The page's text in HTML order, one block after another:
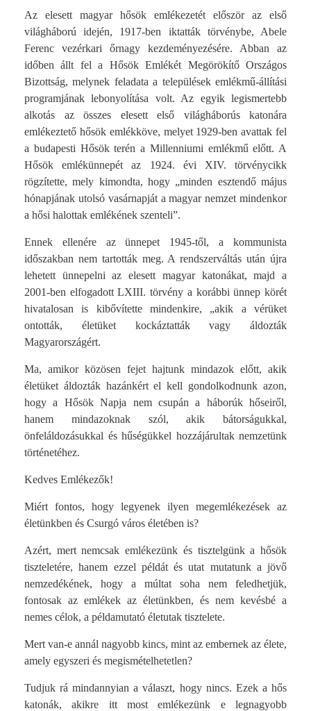
Az elesett magyar hősök emlékezetét először az első
világháború idején, 1917-ben iktatták törvénybe, Abele
Ferenc vezérkari őrnagy kezdeményezésére. Abban az
időben állt fel a Hősök Emlékét Megörökítő Országos
Bizottság, melynek feladata a települések emlékmű-állítási
programjának lebonyolítása volt. Az egyik legismertebb
alkotás az összes elesett első világháborús katonára
emlékeztető hősök emlékköve, melyet 1929-ben avattak fel
a budapesti Hősök terén a Millenniumi emlékmű előtt. A
Hősök emlékünnepét az 1924. évi XIV. törvénycikk
rögzítette, mely kimondta, hogy „minden esztendő május
hónapjának utolsó vasárnapját a magyar nemzet mindenkor
a hősi halottak emlékének szenteli”.
Ennek ellenére az ünnepet 1945-től, a kommunista
időszakban nem tartották meg. A rendszerváltás után újra
lehetett ünnepelni az elesett magyar katonákat, majd a
2001-ben elfogadott LXIII. törvény a korábbi ünnep körét
hivatalosan is kibővítette mindenkire, „akik a vérüket
ontották, életüket kockáztatták vagy áldozták
Magyarországért.
Ma, amikor közösen fejet hajtunk mindazok előtt, akik
életüket áldozták hazánkért el kell gondolkodnunk azon,
hogy a Hősök Napja nem csupán a háborúk hőseiről,
hanem mindazoknak szól, akik bátorságukkal,
önfeláldozásukkal és hűségükkel hozzájárultak nemzetünk
történetéhez.
Kedves Emlékezők!
Miért fontos, hogy legyenek ilyen megemlékezések az
életünkben és Csurgó város életében is?
Azért, mert nemcsak emlékezünk és tisztelgünk a hősök
tiszteletére, hanem ezzel példát és utat mutatunk a jövő
nemzedékének, hogy a múltat soha nem feledhetjük,
fontosak az emlékek az életünkben, és nem kevésbé a
nemes célok, a példamutató életutak tisztelete.
Mert van-e annál nagyobb kincs, mint az embernek az élete,
amely egyszeri és megismételhetetlen?
Tudjuk rá mindannyian a választ, hogy nincs. Ezek a hős
katonák, akikre itt most emlékezünk e legnagyobb